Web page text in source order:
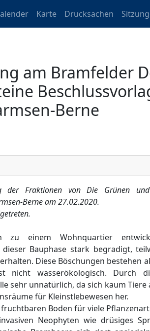
Karte Drucksachen
am Bramfelder
Berne
der Fraktionen von Die Grünen
Berne am 27.02.2020.
zu einem Wohnquartier
Bauphase stark begradigt,
Diese Böschungen bestehen
nicht wasserökologisch. Durch
sehr unnatürlich, da sich kaum Tiere
für Kleinstlebewesen her.
Boden für viele
Neophyten wie drüsiges